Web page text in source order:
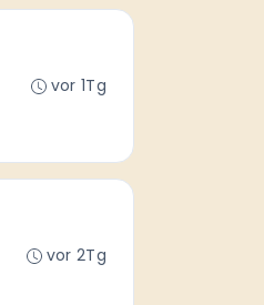
vor 1Tg
vor 2Tg